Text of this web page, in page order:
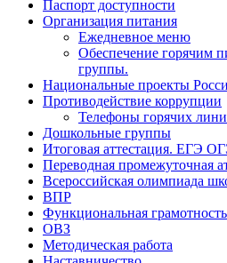
Паспорт доступности
Организация питания
Ежедневное меню
Обеспечение горячим
группы.
Национальные проекты
Противодействие коррупции
Телефоны горячих
Дошкольные группы
Итоговая аттестация. ЕГЭ
Переводная промежуточная
Всероссийская олимпиада
ВПР
Функциональная грамотность
ОВЗ
Методическая работа